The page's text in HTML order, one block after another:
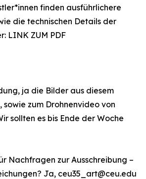
finden ausführlichere
die technischen Details der
LINK ZUM PDF
ja die Bilder aus diesem
sowie zum Drohnenvideo von
sollten es bis Ende der Woche
Nachfragen zur Ausschreibung –
Ja, ceu35_art@ceu.edu